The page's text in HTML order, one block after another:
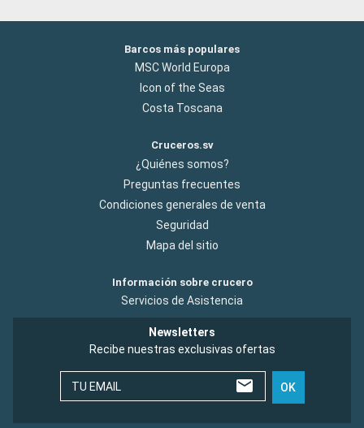
Barcos más populares
MSC World Europa
Icon of the Seas
Costa Toscana
Cruceros.sv
¿Quiénes somos?
Preguntas frecuentes
Condiciones generales de venta
Seguridad
Mapa del sitio
Información sobre crucero
Servicios de Asistencia
Newsletters
Recibe nuestras exclusivas ofertas
TU EMAIL OK